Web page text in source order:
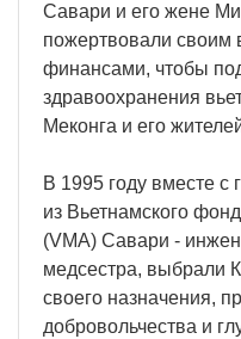
Савари и его жене
пожертвовали своим
финансами, чтобы
здравоохранения
Меконга и его
В 1995 году вместе с
из Вьетнамского
(VMA) Савари -
медсестра, выбрали
своего назначения,
добровольчества и